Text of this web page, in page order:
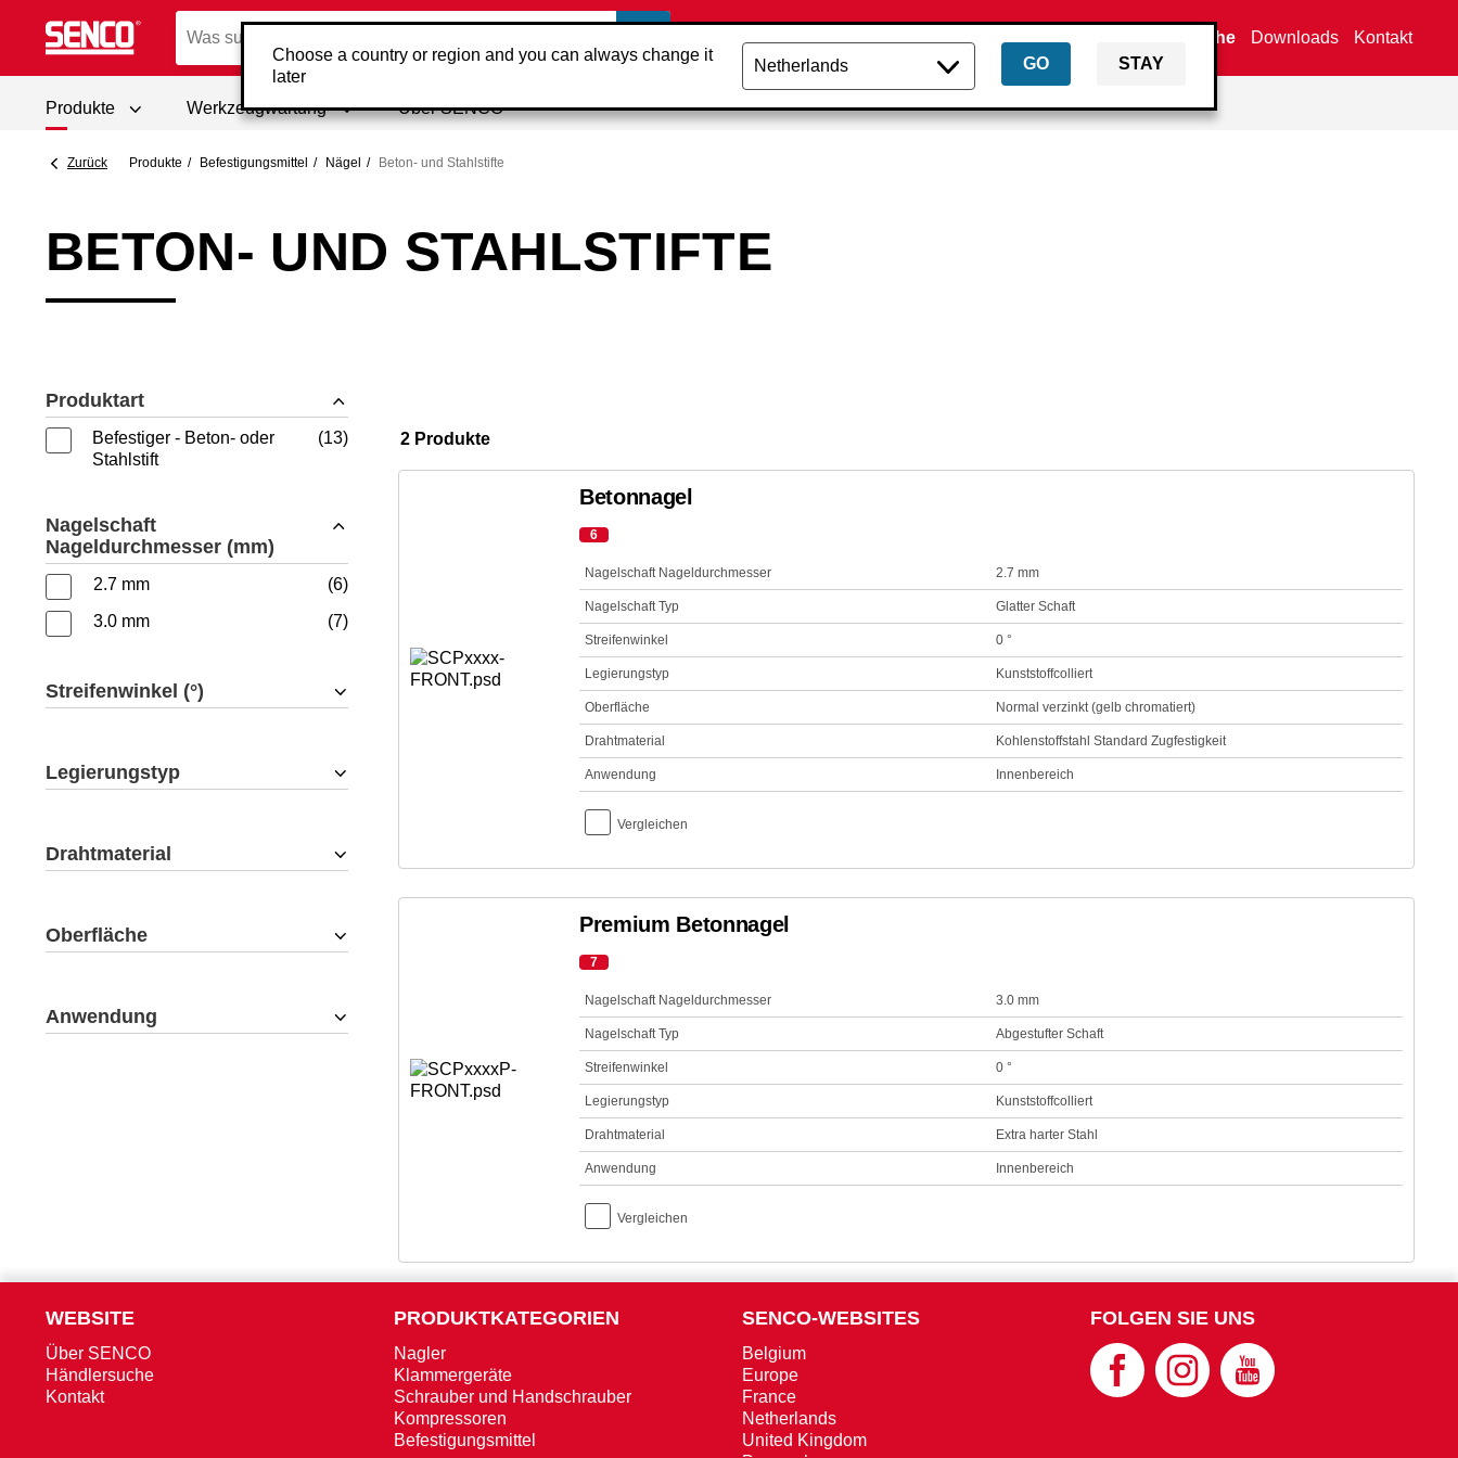
Choose a country or region and you can always change it
later
GO STAY
Händlersuche Downloads Kontakt
Produkte Werkzeugwartung Über SENCO
Zurück Produkte Befestigungsmittel Nägel Beton- und Stahlstifte
BETON- UND STAHLSTIFTE
Produktart
Befestiger - Beton- oder
Stahlstift
13
Nagelschaft
Nageldurchmesser (mm)
2.7 mm
6
3.0 mm
7
Streifenwinkel (°)
Legierungstyp
Drahtmaterial
Oberfläche
Anwendung
2 Produkte
Betonnagel
6
Nagelschaft Nageldurchmesser 2.7 mm
Nagelschaft Typ Glatter Schaft
Streifenwinkel 0 °
Legierungstyp Kunststoffcolliert
Oberfläche Normal verzinkt (gelb chromatiert)
Drahtmaterial Kohlenstoffstahl Standard Zugfestigkeit
Anwendung Innenbereich
Vergleichen
Premium Betonnagel
7
Nagelschaft Nageldurchmesser 3.0 mm
Nagelschaft Typ Abgestufter Schaft
Streifenwinkel 0 °
Legierungstyp Kunststoffcolliert
Drahtmaterial Extra harter Stahl
Anwendung Innenbereich
Vergleichen
WEBSITE
Über SENCO
Händlersuche
Kontakt
PRODUKTKATEGORIEN
Nagler
Klammergeräte
Schrauber und Handschrauber
Kompressoren
Befestigungsmittel
SENCO-WEBSITES
Belgium
Europe
France
Netherlands
United Kingdom
FOLGEN SIE UNS